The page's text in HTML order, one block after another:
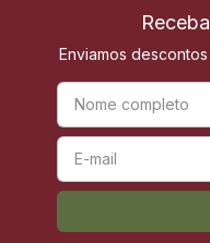
Enviamos